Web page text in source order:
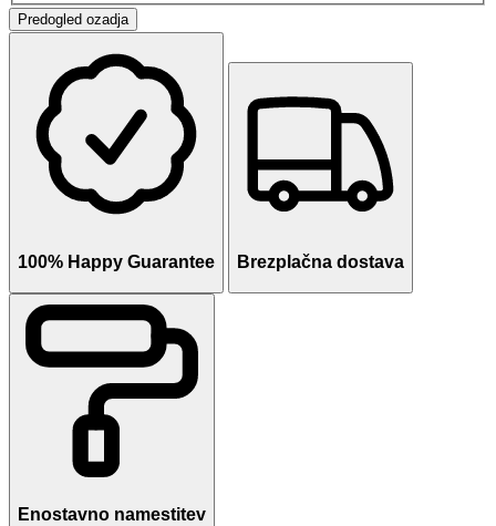
Predogled ozadja
100% Happy Guarantee Brezplačna dostava
Enostavno namestitev